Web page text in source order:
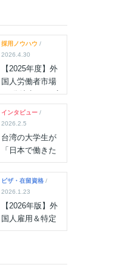
採用ノウハウ /
2026.4.30
【2025年度】外
国人労働者市場
の“分岐点”に！雇
用状況最新デー
タが示す大きな
変化を解説
インタビュー /
2026.2.5
台湾の大学生が
「日本で働きた
い」理由は？現
地の学生取材か
ら見えたリアル
ビザ・在留資格 /
2026.1.23
【2026年版】外
国人雇用＆特定
技能ニュース